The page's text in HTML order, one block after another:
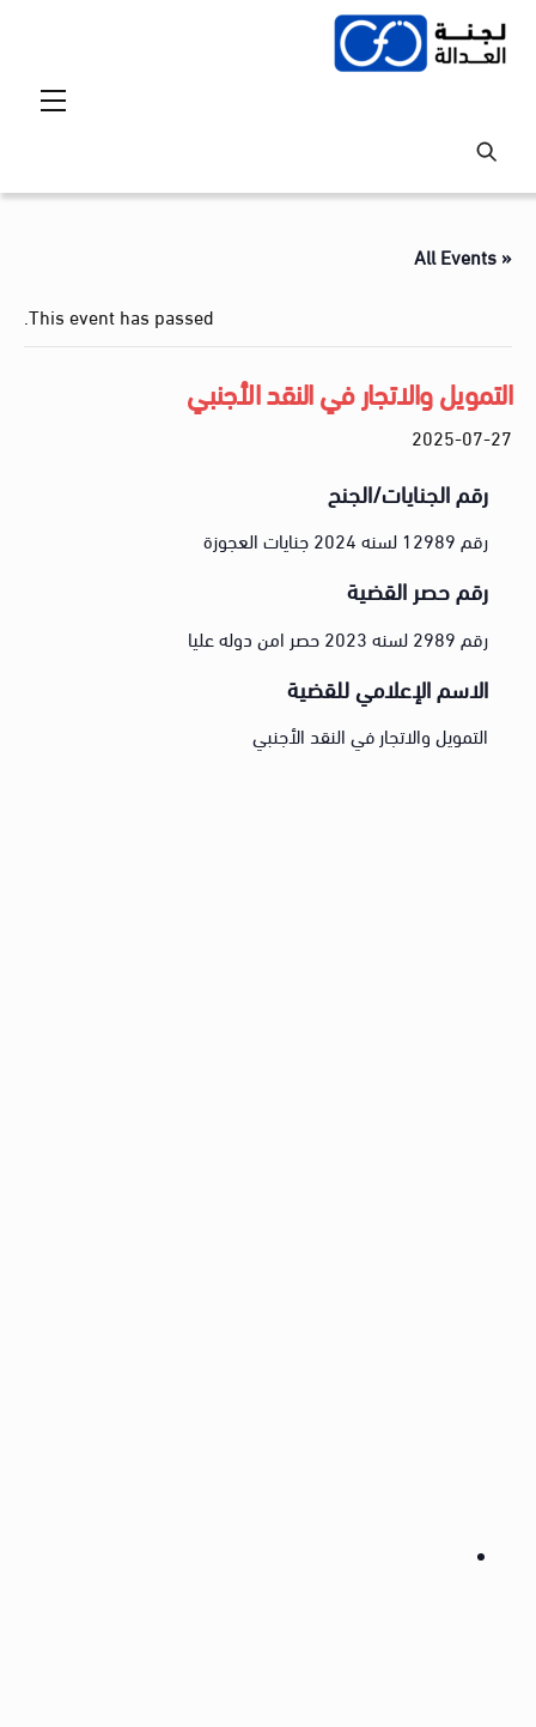
Skip
« All Events
This event has passed.
التمويل والاتجار في النقد الأجنبي
2025-07-27
رقم الجنايات/الجنح
رقم 12989 لسنه 2024 جنايات العجوزة
رقم حصر القضية
رقم 2989 لسنه 2023 حصر امن دوله عليا
الاسم الإعلامي للقضية
التمويل والاتجار في النقد الأجنبي